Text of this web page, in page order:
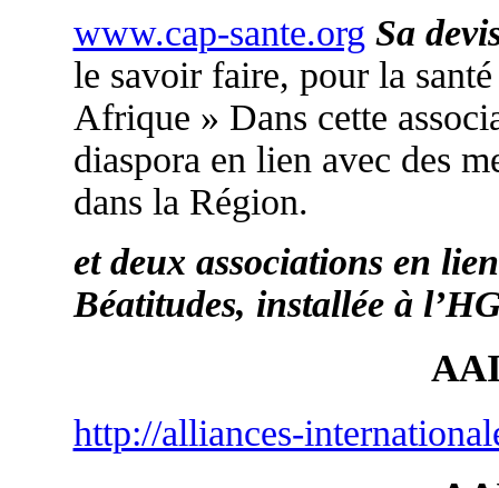
www.cap-sante.org Sa
le savoir faire, pour la
Afrique » Dans cette
diaspora en lien avec des
dans la Région.
et deux associations en
Béatitudes, installée à
http://alliances-